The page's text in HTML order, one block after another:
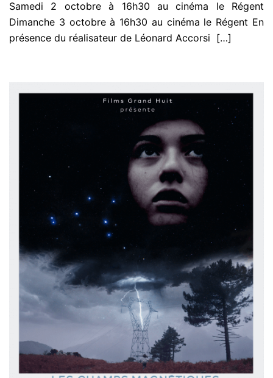
Samedi 2 octobre à 16h30 au cinéma le Régent
Dimanche 3 octobre à 16h30 au cinéma le Régent En
présence du réalisateur de Léonard Accorsi […]